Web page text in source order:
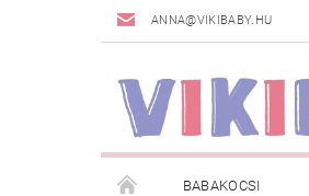
ANNA@VIKIBABY.HU
BABAKOCSI